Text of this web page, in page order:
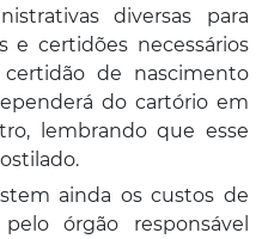
diversas para
e certidões necessários
de nascimento
do cartório em
lembrando que esse
ainda os custos de
órgão responsável